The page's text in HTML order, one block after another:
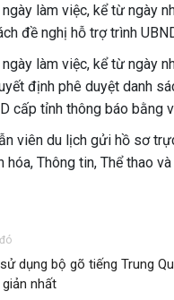
làm việc, kể từ ngày
đề nghị hỗ trợ trình
làm việc, kể từ ngày
định phê duyệt danh
cấp tỉnh thông báo bằng
viên du lịch gửi hồ sơ
hóa, Thông tin, Thể thao và
dụng bộ gõ tiếng Trung
nhất